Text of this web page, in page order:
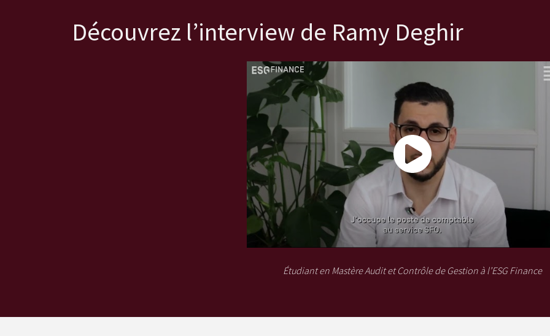
Découvrez l’interview de Ramy Deghir
Témoignage de Ramy, étudiant en Mastère Audit et Contrôle de Gestion
Étudiant en Mastère Audit et Contrôle de Gestion à l’ESG Finance